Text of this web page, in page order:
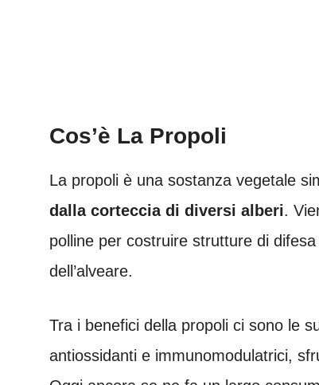
Cos’è La Propoli
La propoli è una sostanza vegetale
dalla corteccia di diversi alberi.
polline per costruire strutture di
dell’alveare.
Tra i benefici della propoli ci sono le
antiossidanti e immunomodulatrici,